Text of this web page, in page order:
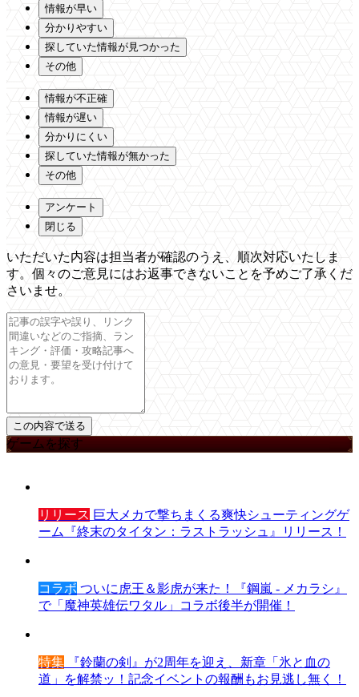
情報が早い
分かりやすい
探していた情報が見つかった
その他
情報が不正確
情報が遅い
分かりにくい
探していた情報が無かった
その他
アンケート
閉じる
いただいた内容は担当者が確認のうえ、順次対応いたしま
す。個々のご意見にはお返事できないことを予めご了承くだ
さいませ。
ゲームを探す
リリース 巨大メカで撃ちまくる爽快シューティングゲ
ーム『終末のタイタン：ラストラッシュ』リリース！
コラボ ついに虎王＆影虎が来た！『鋼嵐 - メカラシ』
で「魔神英雄伝ワタル」コラボ後半が開催！
特集 『鈴蘭の剣』が2周年を迎え、新章「氷と血の
道」を解禁ッ！記念イベントの報酬もお見逃し無く！